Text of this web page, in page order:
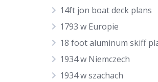
14ft jon boat deck plans
1793 w Europie
18 foot aluminum skiff
1934 w Niemczech
1934 w szachach